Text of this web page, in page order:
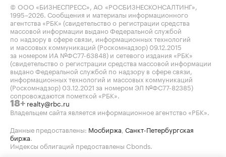
© ООО «БИЗНЕСПРЕСС», АО «РОСБИЗНЕСКОНСАЛТИНГ»,
1995–2026 . Сообщения и материалы информационного
агентства «РБК» (свидетельство о регистрации средства
массовой информации выдано Федеральной службой
по надзору в сфере связи, информационных технологий
и массовых коммуникаций (Роскомнадзор) 09.12.2015
за номером ИА №ФС77-63848) и сетевого издания «РБК»
(свидетельство о регистрации средства массовой информации
выдано Федеральной службой по надзору в сфере связи,
информационных технологий и массовых коммуникаций
(Роскомнадзор) 03.12.2021 за номером ЭЛ №ФС77-82385)
сопровождаются пометкой «РБК».
18+ realty@rbc.ru
Владельцем сайта является информационное агентство «РБК».
Данные предоставлены: Мосбиржа Санкт-Петербургская
биржа
Индексы облигаций предоставлены Cbonds.